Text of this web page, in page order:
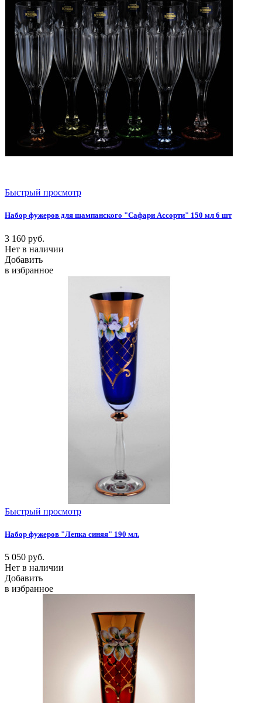
Быстрый просмотр
Набор фужеров для шампанского "Сафари Ассорти" 150 мл 6 шт
3 160 руб.
Нет в наличии
Добавить
в избранное
Быстрый просмотр
Набор фужеров "Лепка синяя" 190 мл.
5 050 руб.
Нет в наличии
Добавить
в избранное